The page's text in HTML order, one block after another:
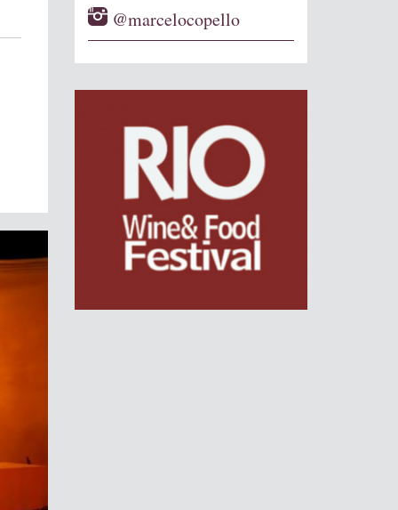
@marcelocopello